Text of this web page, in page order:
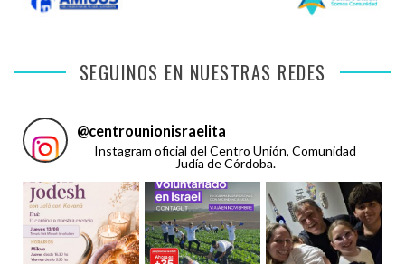
SEGUINOS EN NUESTRAS REDES
@centrounionisraelita
Instagram oficial del Centro Unión, Comunidad
Judía de Córdoba.